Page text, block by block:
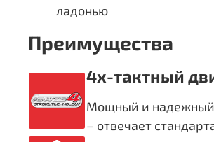
ладонью
Преимущества
4х-тактный
Мощный и
– отвечает